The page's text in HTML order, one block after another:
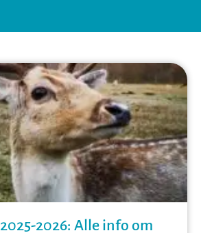
2026: Alle info om